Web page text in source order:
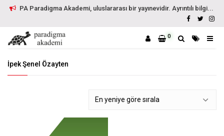
PA Paradigma Akademi, uluslararası bir yayınevidir. Ayrıntılı bilgi...
0
İpek Şenel Özayten